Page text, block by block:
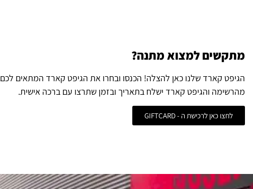
מתקשים למצוא מתנה?
הגיפט קארד שלנו כאן להצלה! הכנסו ובחרו את הגיפט קארד המתאים לכם
מהרשימה והגיפט קארד ישלח בתאריך ובזמן שתרצו עם ברכה אישית.
לחצו כאן לרכישת ה - GIFTCARD